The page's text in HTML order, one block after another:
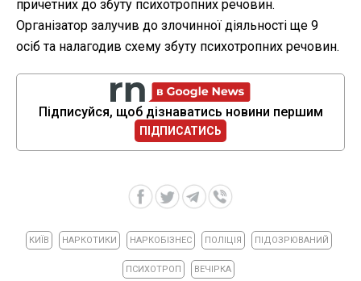
причетних до збуту психотропних речовин.
Організатор залучив до злочинної діяльності ще 9
осіб та налагодив схему збуту психотропних речовин.
Підписуйся, щоб дізнаватись новини першим
ПІДПИСАТИСЬ
КИЇВ НАРКОТИКИ НАРКОБІЗНЕС ПОЛІЦІЯ ПІДОЗРЮВАНИЙ
ПСИХОТРОП ВЕЧІРКА